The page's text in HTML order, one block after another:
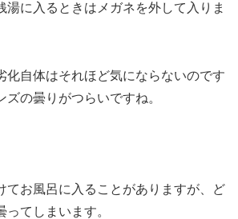
湯に入るときはメガネを外して入りま
化自体はそれほど気にならないのです
ズの曇りがつらいですね。
てお風呂に入ることがありますが、ど
ってしまいます。